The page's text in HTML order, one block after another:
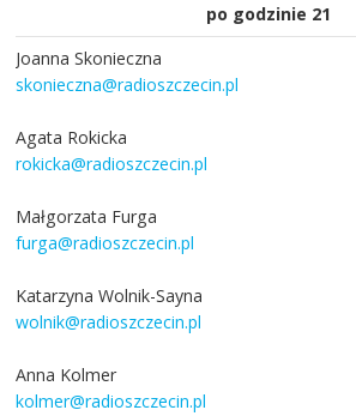
po godzinie 21
Joanna Skonieczna
skonieczna@radioszczecin.pl
Agata Rokicka
rokicka@radioszczecin.pl
Małgorzata Furga
furga@radioszczecin.pl
Katarzyna Wolnik-Sayna
wolnik@radioszczecin.pl
Anna Kolmer
kolmer@radioszczecin.pl